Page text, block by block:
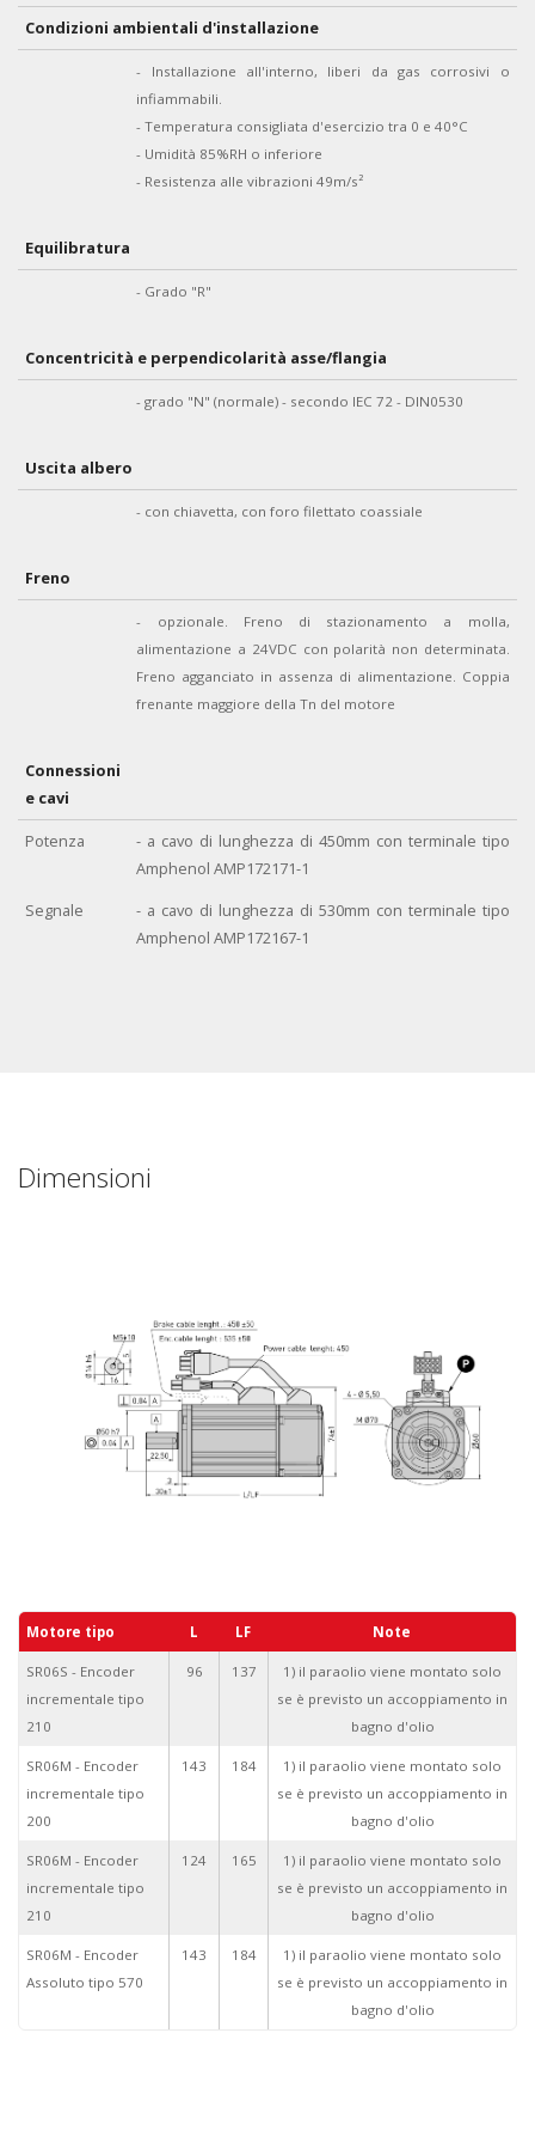
Condizioni ambientali d'installazione
- Installazione all'interno, liberi da gas corrosivi o
infiammabili.
- Temperatura consigliata d'esercizio tra 0 e 40°C
- Umidità 85%RH o inferiore
- Resistenza alle vibrazioni 49m/s²
Equilibratura
- Grado "R"
Concentricità e perpendicolarità asse/flangia
- grado "N" (normale) - secondo IEC 72 - DIN0530
Uscita albero
- con chiavetta, con foro filettato coassiale
Freno
- opzionale. Freno di stazionamento a molla,
alimentazione a 24VDC con polarità non determinata.
Freno agganciato in assenza di alimentazione. Coppia
frenante maggiore della Tn del motore
Connessioni
e cavi
Potenza
- a cavo di lunghezza di 450mm con terminale tipo
Amphenol AMP172171-1
Segnale
- a cavo di lunghezza di 530mm con terminale tipo
Amphenol AMP172167-1
Dimensioni
Motore tipo L LF Note
SR06S - Encoder
incrementale tipo
210
96 137
1) il paraolio viene montato solo
se è previsto un accoppiamento in
bagno d'olio
SR06M - Encoder
incrementale tipo
200
143 184
1) il paraolio viene montato solo
se è previsto un accoppiamento in
bagno d'olio
SR06M - Encoder
incrementale tipo
210
124 165
1) il paraolio viene montato solo
se è previsto un accoppiamento in
bagno d'olio
SR06M - Encoder
Assoluto tipo 570
143 184
1) il paraolio viene montato solo
se è previsto un accoppiamento in
bagno d'olio